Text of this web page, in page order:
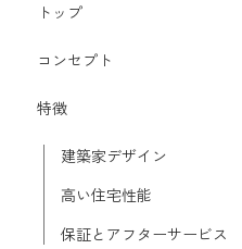
トップ
コンセプト
特徴
建築家デザイン
高い住宅性能
保証とアフターサービス